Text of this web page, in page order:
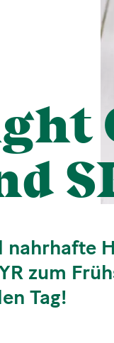
nahrhafte
zum
Tag!